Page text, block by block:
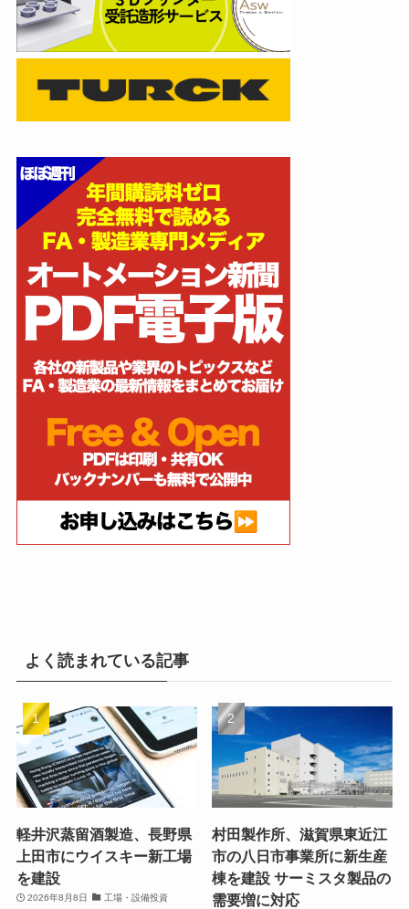
よく読まれている記事
軽井沢蒸留酒製造、長野県
上田市にウイスキー新工場
を建設
2026年8月8日 工場・設備投資
村田製作所、滋賀県東近江
市の八日市事業所に新生産
棟を建設 サーミスタ製品の
需要増に対応